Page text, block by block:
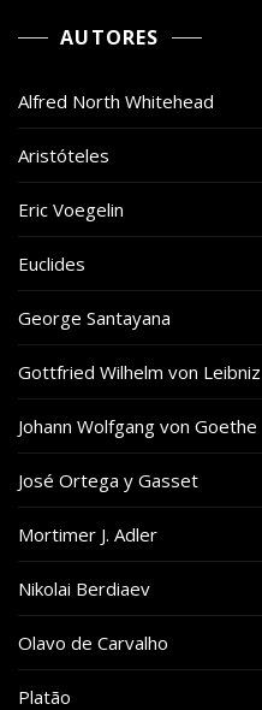
AUTORES
Alfred North Whitehead
Aristóteles
Eric Voegelin
Euclides
George Santayana
Gottfried Wilhelm von Leibniz
Johann Wolfgang von Goethe
José Ortega y Gasset
Mortimer J. Adler
Nikolai Berdiaev
Olavo de Carvalho
Platão